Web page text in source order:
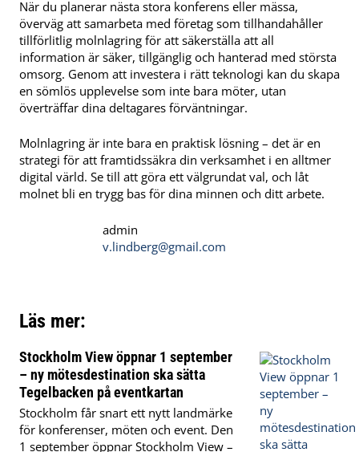
När du planerar nästa stora konferens eller mässa,
överväg att samarbeta med företag som tillhandahåller
tillförlitlig molnlagring för att säkerställa att all
information är säker, tillgänglig och hanterad med största
omsorg. Genom att investera i rätt teknologi kan du skapa
en sömlös upplevelse som inte bara möter, utan
överträffar dina deltagares förväntningar.
Molnlagring är inte bara en praktisk lösning – det är en
strategi för att framtidssäkra din verksamhet i en alltmer
digital värld. Se till att göra ett välgrundat val, och låt
molnet bli en trygg bas för dina minnen och ditt arbete.
admin
v.lindberg@gmail.com
Läs mer:
Stockholm View öppnar 1 september
– ny mötesdestination ska sätta
Tegelbacken på eventkartan
Stockholm får snart ett nytt landmärke
för konferenser, möten och event. Den
1 september öppnar Stockholm View –